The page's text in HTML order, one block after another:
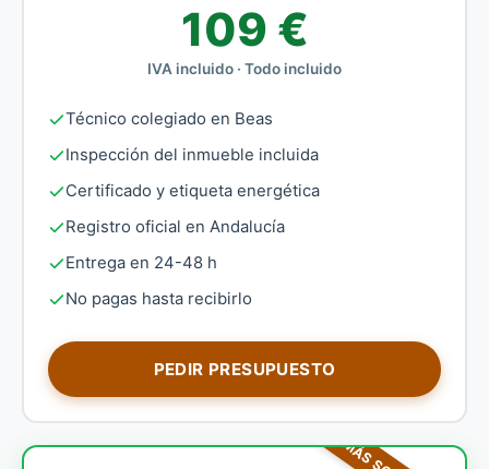
109 €
IVA incluido · Todo incluido
Técnico colegiado en Beas
Inspección del inmueble incluida
Certificado y etiqueta energética
Registro oficial en Andalucía
Entrega en 24-48 h
No pagas hasta recibirlo
PEDIR PRESUPUESTO